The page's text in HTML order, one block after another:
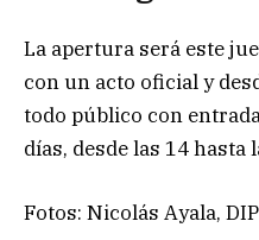
La apertura será este
con un acto oficial y
todo público con
días, desde las 14 hasta
Fotos: Nicolás Ayala, DIP